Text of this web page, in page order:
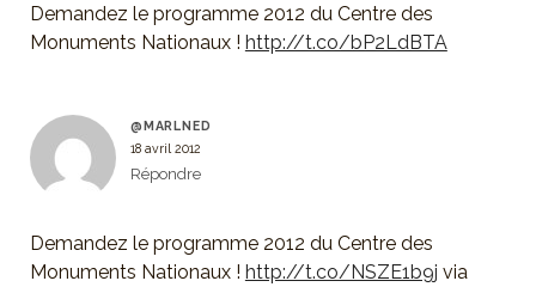
Demandez le programme 2012 du Centre des
Monuments Nationaux ! http://t.co/bP2LdBTA
@MARLNED
18 avril 2012
Répondre
Demandez le programme 2012 du Centre des
Monuments Nationaux ! http://t.co/NSZE1b9j via